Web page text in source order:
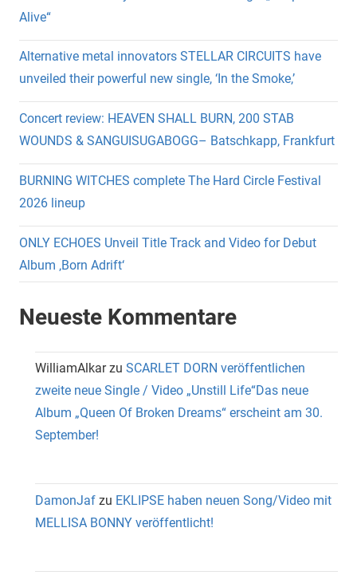
Alive“
Alternative metal innovators STELLAR CIRCUITS have
unveiled their powerful new single, ‘In the Smoke,’
Concert review: HEAVEN SHALL BURN, 200 STAB
WOUNDS & SANGUISUGABOGG– Batschkapp, Frankfurt
BURNING WITCHES complete The Hard Circle Festival
2026 lineup
ONLY ECHOES Unveil Title Track and Video for Debut
Album ‚Born Adrift‘
Neueste Kommentare
WilliamAlkarzu SCARLET DORN veröffentlichen
zweite neue Single / Video „Unstill Life“Das neue
Album „Queen Of Broken Dreams“ erscheint am 30.
September!
DamonJaf zu EKLIPSE haben neuen Song/Video mit
MELLISA BONNY veröffentlicht!